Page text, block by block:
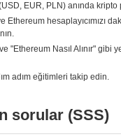
EUR, PLN) anında
Ethereum hesaplayıcımızı
"Ethereum Nasıl Alınır" gibi
adım eğitimleri takip edin.
sorular (SSS)